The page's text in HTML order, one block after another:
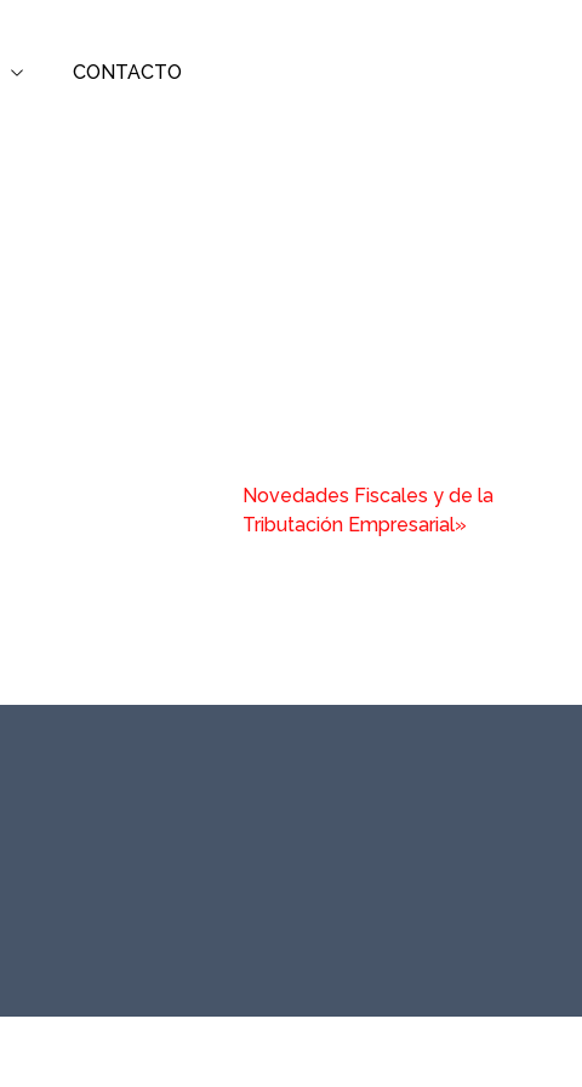
CONTACTO
Novedades Fiscales y de la
Tributación Empresarial»